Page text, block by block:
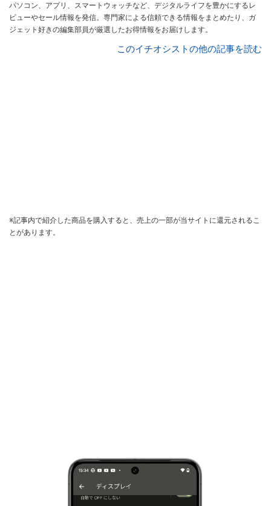
パソコン、アプリ、スマートウォッチなど、デジタルライフを豊かにするレ
ビューやセール情報を発信。専門家による信頼できる情報をまとめたり、ガ
ジェット好きの編集部員が厳選したお得情報をお届けします。
このイチオシストの他の記事を読む
※記事内で紹介した商品を購入すると、売上の一部が当サイトに還元されるこ
とがあります。